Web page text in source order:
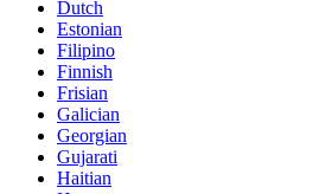
Dutch
Estonian
Filipino
Finnish
Frisian
Galician
Georgian
Gujarati
Haitian